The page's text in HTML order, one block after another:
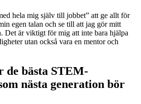
hela mig själv till jobbet” att ge allt för
egen talan och se till att jag gör mitt
Det är viktigt för mig att inte bara hjälpa
utan också vara en mentor och
de bästa STEM-
nästa generation bör